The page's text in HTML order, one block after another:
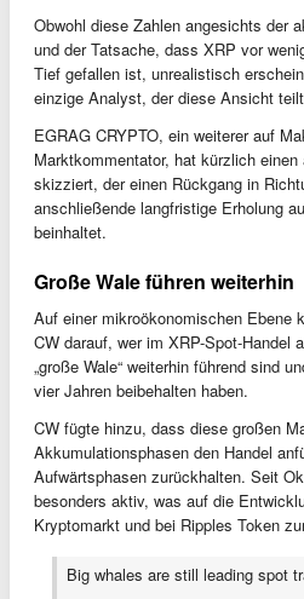
Obwohl diese Zahlen angesichts der
und der Tatsache, dass XRP vor
Tief gefallen ist, unrealistisch
einzige Analyst, der diese Ansicht
EGRAG CRYPTO, ein weiterer auf
Marktkommentator, hat kürzlich
skizziert, der einen Rückgang in
anschließende langfristige Erholung
beinhaltet.
Große Wale führen weiterhin
Auf einer mikroökonomischen Ebene
CW darauf, wer im XRP-Spot-Handel
„große Wale“ weiterhin führend sind
vier Jahren beibehalten haben.
CW fügte hinzu, dass diese großen
Akkumulationsphasen den Handel
Aufwärtsphasen zurückhalten. Seit
besonders aktiv, was auf die
Kryptomarkt und bei Ripples Token
Big whales are still leading spot